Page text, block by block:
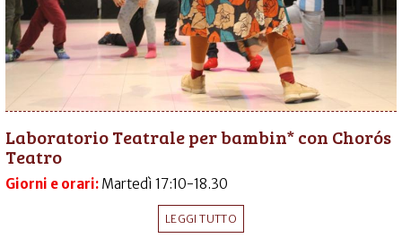
Laboratorio Teatrale per bambin* con Chorós
Teatro
Giorni e orari: Martedì 17:10-18.30
LEGGI TUTTO